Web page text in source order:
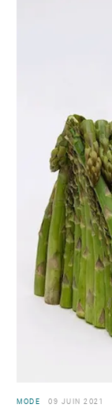
MODE 09 JUIN 2021